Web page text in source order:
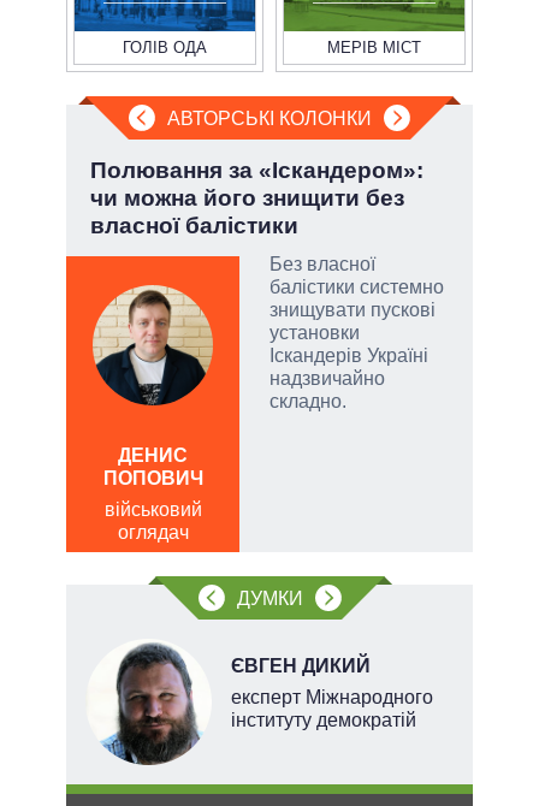
ГОЛІВ ОДА МЕРІВ МІСТ
АВТОРСЬКІ КОЛОНКИ
Полювання за «Іскандером»:
чи можна його знищити без
власної балістики
Без власної
балістики системно
знищувати пускові
установки
Іскандерів Україні
надзвичайно
складно.
ДЕНИС
ПОПОВИЧ
військовий
оглядач
ДУМКИ
ЄВГЕН ДИКИЙ
експерт Міжнародного
інституту демократій